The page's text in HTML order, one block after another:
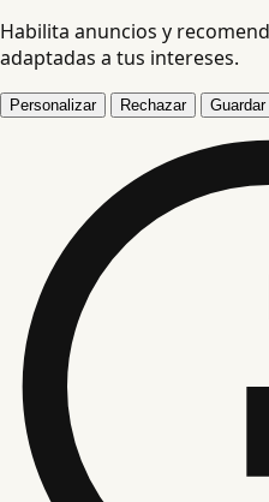
Habilita anuncios y
adaptadas a tus intereses.
Personalizar Rechazar